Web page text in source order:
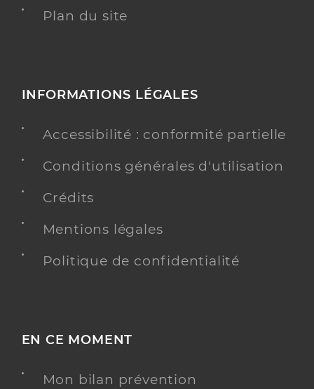
Plan du site
INFORMATIONS LÉGALES
Accessibilité : conformité partielle
Conditions générales d'utilisation
Crédits
Mentions légales
Politique de confidentialité
EN CE MOMENT
Mon bilan prévention